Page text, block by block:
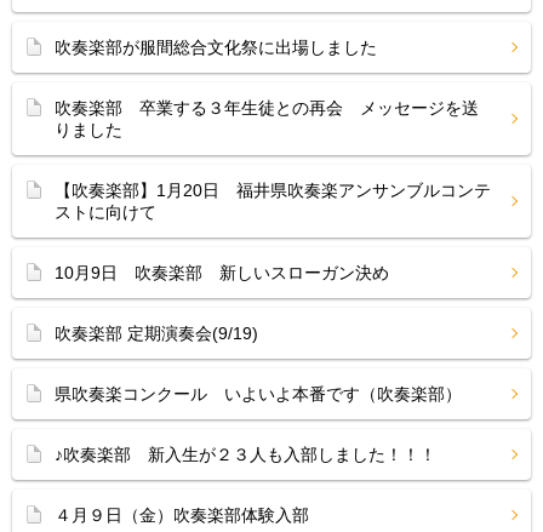
吹奏楽部が服間総合文化祭に出場しました
吹奏楽部 卒業する３年生徒との再会 メッセージを送
りました
【吹奏楽部】1月20日 福井県吹奏楽アンサンブルコンテ
ストに向けて
10月9日 吹奏楽部 新しいスローガン決め
吹奏楽部 定期演奏会(9/19)
県吹奏楽コンクール いよいよ本番です（吹奏楽部）
♪吹奏楽部 新入生が２３人も入部しました！！！
４月９日（金）吹奏楽部体験入部